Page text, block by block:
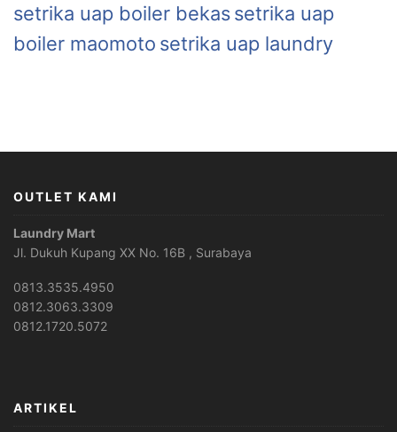
setrika uap boiler bekassetrika uap
boiler maomoto setrika uap laundry
OUTLET KAMI
Laundry Mart
Jl. Dukuh Kupang XX No. 16B , Surabaya
0813.3535.4950
0812.3063.3309
0812.1720.5072
ARTIKEL